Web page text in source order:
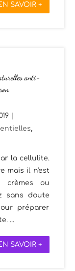
SAVOIR +
anti-
,
la cellulite.
mais il n'est
crèmes ou
sans doute
préparer
...
SAVOIR +